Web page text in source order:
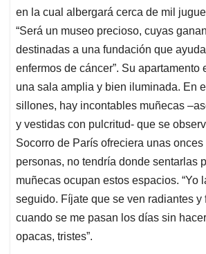
en la cual albergará cerca de mil
“Será un museo precioso, cuyas
destinadas a una fundación que
enfermos de cáncer”. Su apartamento
una sala amplia y bien iluminada. En
sillones, hay incontables muñecas
y vestidas con pulcritud- que se
Socorro de París ofreciera unas
personas, no tendría donde sentarlas
muñecas ocupan estos espacios. “Yo
seguido. Fíjate que se ven radiantes y
cuando se me pasan los días sin
opacas, tristes”.